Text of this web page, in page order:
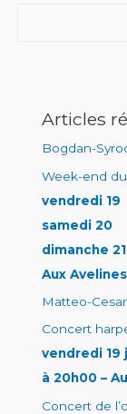
Articles
Bogdan-
Week-end
vendredi 19
samedi 20
dimanche
Aux Avelines
Matteo-
Concert
vendredi 19
à 20h00 –
Concert de